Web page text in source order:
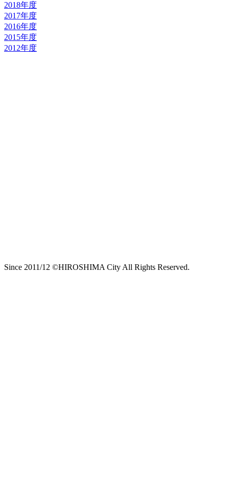
2018年度
2017年度
2016年度
2015年度
2012年度
Since 2011/12 ©HIROSHIMA City All Rights Reserved.